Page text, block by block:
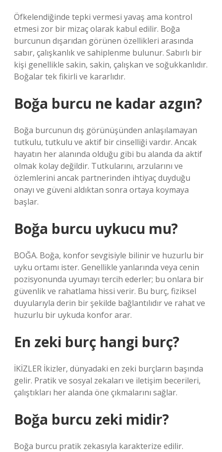
Öfkelendiğinde tepki vermesi yavaş ama kontrol
etmesi zor bir mizaç olarak kabul edilir. Boğa
burcunun dışarıdan görünen özellikleri arasında
sabır, çalışkanlık ve sahiplenme bulunur. Sabırlı bir
kişi genellikle sakin, sakin, çalışkan ve soğukkanlıdır.
Boğalar tek fikirli ve kararlıdır.
Boğa burcu ne kadar azgın?
Boğa burcunun dış görünüşünden anlaşılamayan
tutkulu, tutkulu ve aktif bir cinselliği vardır. Ancak
hayatın her alanında olduğu gibi bu alanda da aktif
olmak kolay değildir. Tutkularını, arzularını ve
özlemlerini ancak partnerinden ihtiyaç duyduğu
onayı ve güveni aldıktan sonra ortaya koymaya
başlar.
Boğa burcu uykucu mu?
BOĞA. Boğa, konfor sevgisiyle bilinir ve huzurlu bir
uyku ortamı ister. Genellikle yanlarında veya cenin
pozisyonunda uyumayı tercih ederler; bu onlara bir
güvenlik ve rahatlama hissi verir. Bu burç, fiziksel
duyularıyla derin bir şekilde bağlantılıdır ve rahat ve
huzurlu bir uykuda konfor arar.
En zeki burç hangi burç?
İKİZLER İkizler, dünyadaki en zeki burçların başında
gelir. Pratik ve sosyal zekaları ve iletişim becerileri,
çalıştıkları her alanda öne çıkmalarını sağlar.
Boğa burcu zeki midir?
Boğa burcu pratik zekasıyla karakterize edilir.